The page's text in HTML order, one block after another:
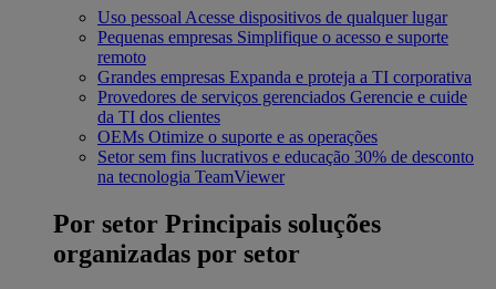
Uso pessoal Acesse dispositivos de qualquer lugar
Pequenas empresas Simplifique o acesso e suporte
remoto
Grandes empresas Expanda e proteja a TI corporativa
Provedores de serviços gerenciados Gerencie e cuide
da TI dos clientes
OEMs Otimize o suporte e as operações
Setor sem fins lucrativos e educação 30% de desconto
na tecnologia TeamViewer
Por setor Principais soluções
organizadas por setor